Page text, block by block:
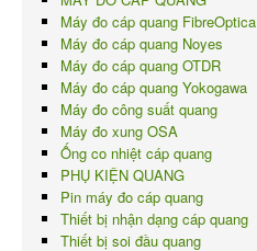
Máy đo cáp quang FibreOptica
Máy đo cáp quang Noyes
Máy đo cáp quang OTDR
Máy đo cáp quang Yokogawa
Máy đo công suất quang
Máy đo xung OSA
Ống co nhiệt cáp quang
PHỤ KIỆN QUANG
Pin máy đo cáp quang
Thiết bị nhận dạng cáp quang
Thiết bị soi đầu quang